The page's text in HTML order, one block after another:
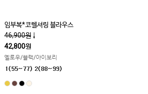
임부복*코렐셔링 블라우스
46,900원 ↓
42,800원
옐로우/블랙/아이보리